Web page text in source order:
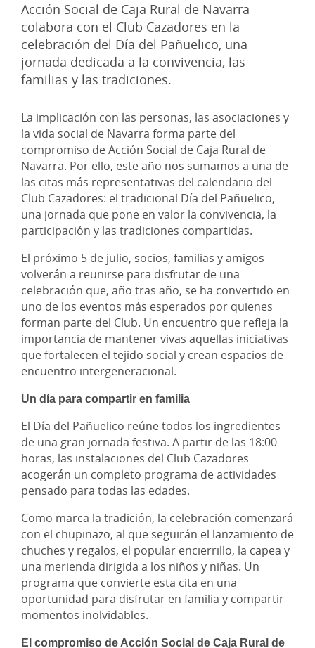
Acción Social de Caja Rural de Navarra
colabora con el Club Cazadores en la
celebración del Día del Pañuelico, una
jornada dedicada a la convivencia, las
familias y las tradiciones.
La implicación con las personas, las asociaciones y
la vida social de Navarra forma parte del
compromiso de Acción Social de Caja Rural de
Navarra. Por ello, este año nos sumamos a una de
las citas más representativas del calendario del
Club Cazadores: el tradicional Día del Pañuelico,
una jornada que pone en valor la convivencia, la
participación y las tradiciones compartidas.
El próximo 5 de julio, socios, familias y amigos
volverán a reunirse para disfrutar de una
celebración que, año tras año, se ha convertido en
uno de los eventos más esperados por quienes
forman parte del Club. Un encuentro que refleja la
importancia de mantener vivas aquellas iniciativas
que fortalecen el tejido social y crean espacios de
encuentro intergeneracional.
Un día para compartir en familia
El Día del Pañuelico reúne todos los ingredientes
de una gran jornada festiva. A partir de las 18:00
horas, las instalaciones del Club Cazadores
acogerán un completo programa de actividades
pensado para todas las edades.
Como marca la tradición, la celebración comenzará
con el chupinazo, al que seguirán el lanzamiento de
chuches y regalos, el popular encierrillo, la capea y
una merienda dirigida a los niños y niñas. Un
programa que convierte esta cita en una
oportunidad para disfrutar en familia y compartir
momentos inolvidables.
El compromiso de Acción Social de Caja Rural de